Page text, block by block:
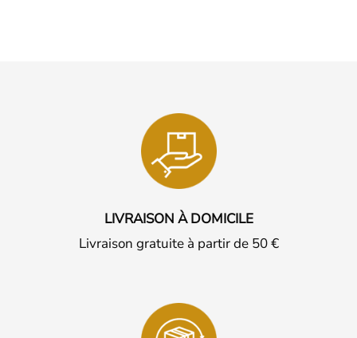
LIVRAISON À DOMICILE
Livraison gratuite à partir de 50 €